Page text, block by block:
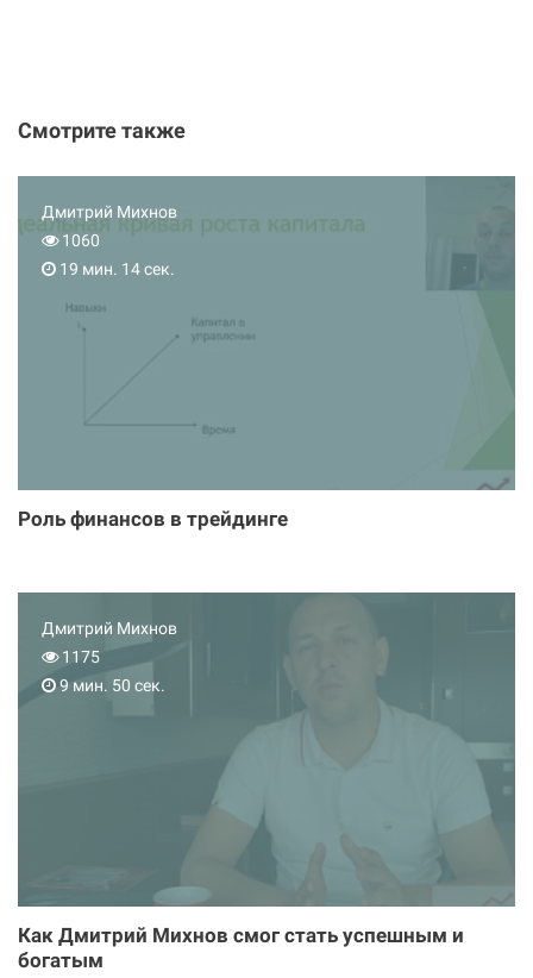
Смотрите также
Дмитрий Михнов
1060
19 мин. 14 сек.
Роль финансов в трейдинге
Дмитрий Михнов
1175
9 мин. 50 сек.
Как Дмитрий Михнов смог стать успешным и
богатым